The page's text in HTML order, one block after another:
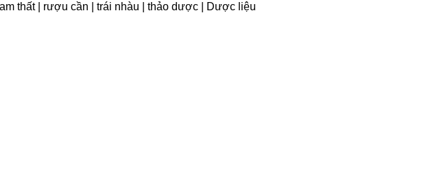
thất | rượu cần | trái nhàu | thảo dược | Dược liệu